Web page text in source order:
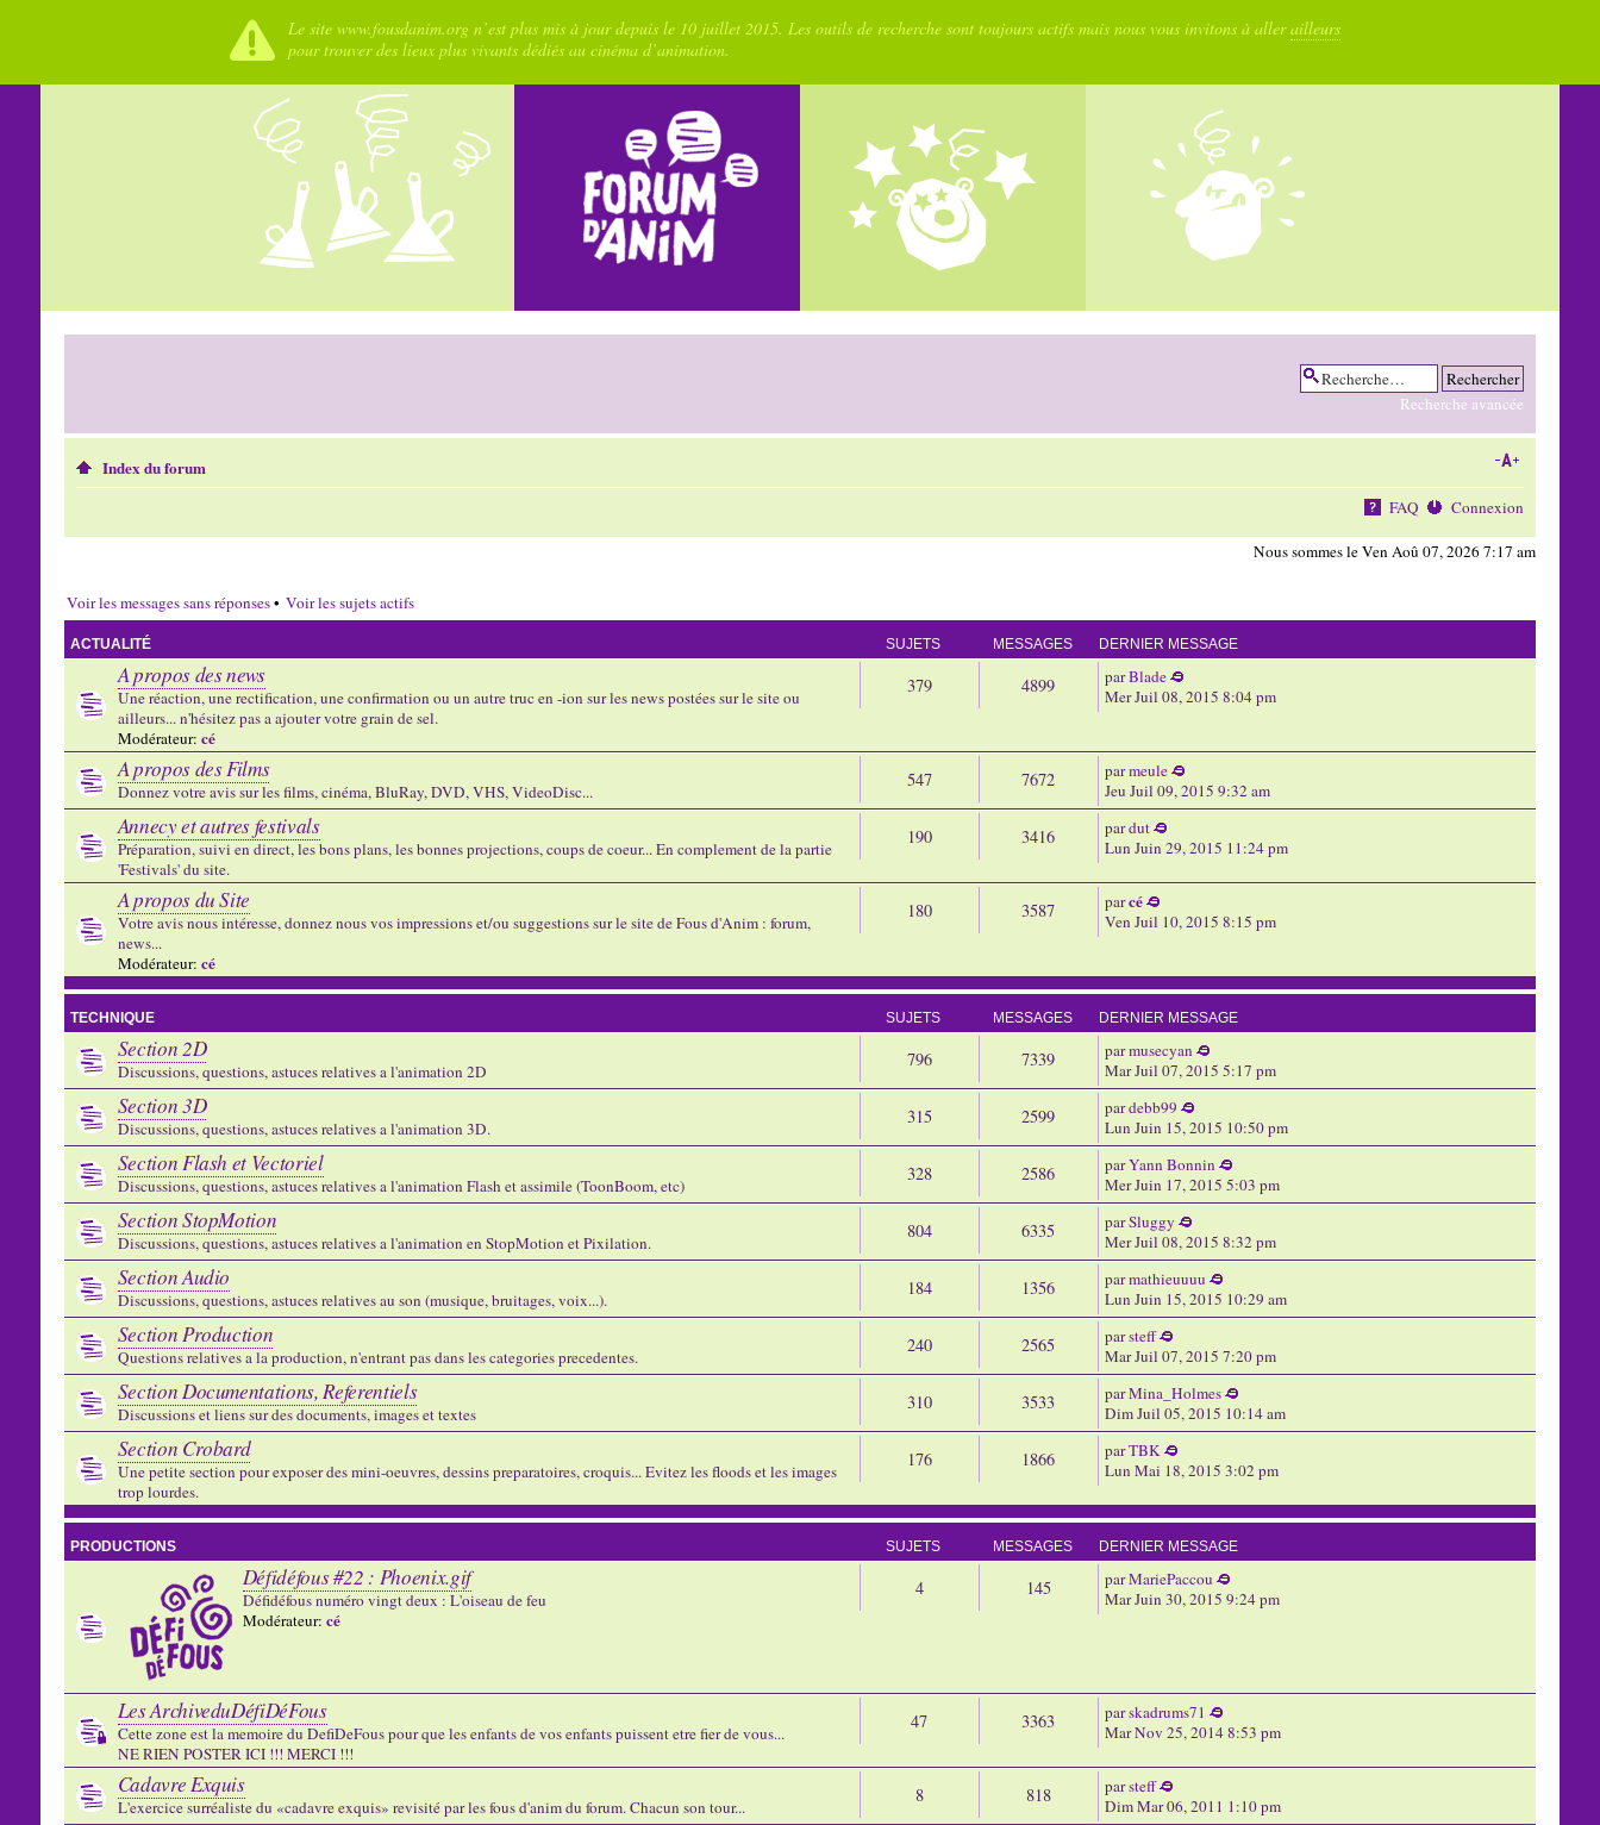
Le site www.fousdanim.org n’est plus mis à jour depuis le 10 juillet 2015. Les outils de recherche sont toujours actifs mais nous vous invitons à allerailleurs
pour trouver des lieux plus vivants dédiés au cinéma d’animation.
Recherche avancée
Index du forum
FAQ Connexion
Nous sommes le Ven Aoû 07, 2026 7:17 am
Voir les messages sans réponses• Voir les sujets actifs
ACTUALITÉ SUJETS MESSAGES DERNIER MESSAGE
A propos des news
Une réaction, une rectification, une confirmation ou un autre truc en -ion sur les news postées sur le site ou
ailleurs... n'hésitez pas a ajouter votre grain de sel.
Modérateur: cé
379 4899 parBlade
Mer Juil 08, 2015 8:04 pm
A propos des Films
Donnez votre avis sur les films, cinéma, BluRay, DVD, VHS, VideoDisc...
547 7672 parmeule
Jeu Juil 09, 2015 9:32 am
Annecy et autres festivals
Préparation, suivi en direct, les bons plans, les bonnes projections, coups de coeur... En complement de la partie
'Festivals' du site.
190 3416 pardut
Lun Juin 29, 2015 11:24 pm
A propos du Site
Votre avis nous intéresse, donnez nous vos impressions et/ou suggestions sur le site de Fous d'Anim : forum,
news...
Modérateur: cé
180 3587 parcé
Ven Juil 10, 2015 8:15 pm
TECHNIQUE SUJETS MESSAGES DERNIER MESSAGE
Section 2D
Discussions, questions, astuces relatives a l'animation 2D
796 7339 parmusecyan
Mar Juil 07, 2015 5:17 pm
Section 3D
Discussions, questions, astuces relatives a l'animation 3D.
315 2599 pardebb99
Lun Juin 15, 2015 10:50 pm
Section Flash et Vectoriel
Discussions, questions, astuces relatives a l'animation Flash et assimile (ToonBoom, etc)
328 2586 parYann Bonnin
Mer Juin 17, 2015 5:03 pm
Section StopMotion
Discussions, questions, astuces relatives a l'animation en StopMotion et Pixilation.
804 6335 parSluggy
Mer Juil 08, 2015 8:32 pm
Section Audio
Discussions, questions, astuces relatives au son (musique, bruitages, voix...).
184 1356 parmathieuuuu
Lun Juin 15, 2015 10:29 am
Section Production
Questions relatives a la production, n'entrant pas dans les categories precedentes.
240 2565 parsteff
Mar Juil 07, 2015 7:20 pm
Section Documentations, Referentiels
Discussions et liens sur des documents, images et textes
310 3533 parMina_Holmes
Dim Juil 05, 2015 10:14 am
Section Crobard
Une petite section pour exposer des mini-oeuvres, dessins preparatoires, croquis... Evitez les floods et les images
trop lourdes.
176 1866 parTBK
Lun Mai 18, 2015 3:02 pm
PRODUCTIONS SUJETS MESSAGES DERNIER MESSAGE
Défidéfous #22 : Phoenix.gif
Défidéfous numéro vingt deux : L'oiseau de feu
Modérateur: cé
4 145 parMariePaccou
Mar Juin 30, 2015 9:24 pm
Les ArchiveduDéfiDéFous
Cette zone est la memoire du DefiDeFous pour que les enfants de vos enfants puissent etre fier de vous...
NE RIEN POSTER ICI !!! MERCI !!!
47 3363 parskadrums71
Mar Nov 25, 2014 8:53 pm
Cadavre Exquis
L'exercice surréaliste du «cadavre exquis» revisité par les fous d'anim du forum. Chacun son tour...
8 818 parsteff
Dim Mar 06, 2011 1:10 pm